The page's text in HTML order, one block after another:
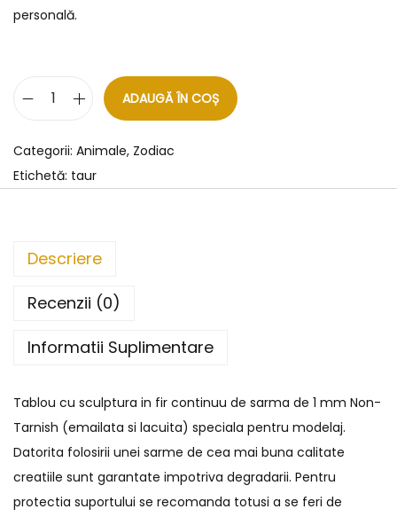
personală.
ADAUGĂ ÎN COȘ
Categorii: Animale, Zodiac
Etichetă: taur
Descriere
Recenzii (0)
Informatii Suplimentare
Tablou cu sculptura in fir continuu de sarma de 1 mm Non-
Tarnish (emailata si lacuita) speciala pentru modelaj.
Datorita folosirii unei sarme de cea mai buna calitate
creatiile sunt garantate impotriva degradarii. Pentru
protectia suportului se recomanda totusi a se feri de